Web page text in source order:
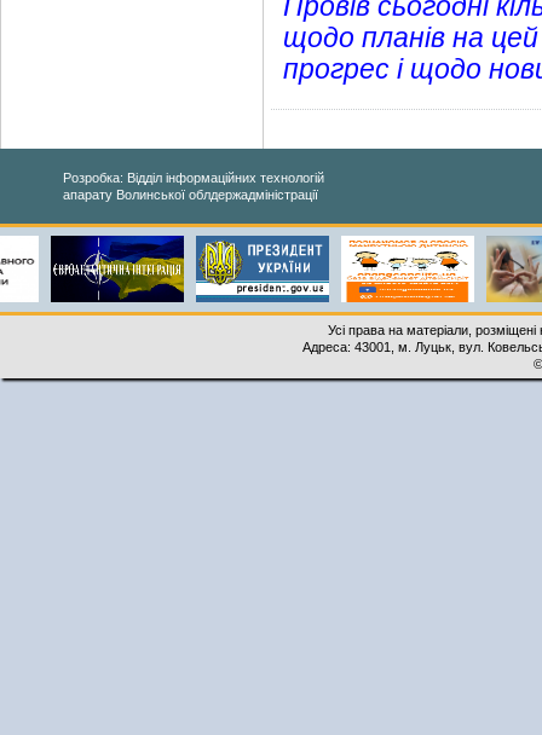
щодо планів на
прогрес і щодо
Розробка: Відділ інформаційних технологій
апарату Волинської облдержадміністрації
Усі права на матеріали,
Адреса: 43001, м. Луцьк, вул.